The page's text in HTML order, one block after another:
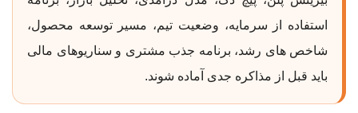
استفاده از سرمایه، وضعیت تیم، مسیر توسعه محصول،
شاخص های رشد، برنامه جذب مشتری و سناریوهای مالی
باید قبل از مذاکره جدی آماده شوند.